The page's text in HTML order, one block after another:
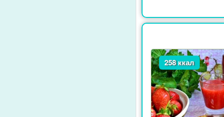
258 ккал